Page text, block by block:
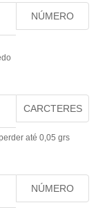
NÚMERO
CARCTERES
até 0,05 grs
NÚMERO